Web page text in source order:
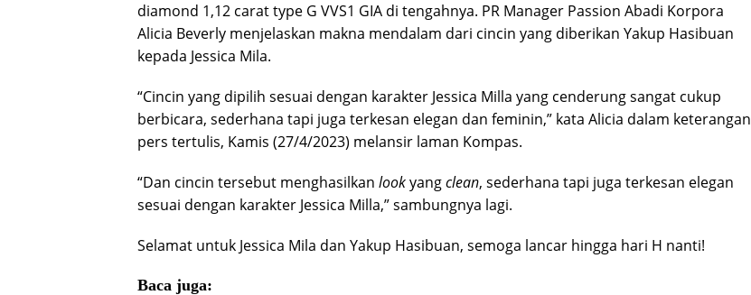
diamond 1,12 carat type G VVS1 GIA di tengahnya. PR Manager Passion Abadi Korpora
Alicia Beverly menjelaskan makna mendalam dari cincin yang diberikan Yakup Hasibuan
kepada Jessica Mila.
“Cincin yang dipilih sesuai dengan karakter Jessica Milla yang cenderung sangat cukup
berbicara, sederhana tapi juga terkesan elegan dan feminin,” kata Alicia dalam keterangan
pers tertulis, Kamis (27/4/2023) melansir laman Kompas.
“Dan cincin tersebut menghasilkan lookyangclean, sederhana tapi juga terkesan elegan
sesuai dengan karakter Jessica Milla,” sambungnya lagi.
Selamat untuk Jessica Mila dan Yakup Hasibuan, semoga lancar hingga hari H nanti!
Baca juga: